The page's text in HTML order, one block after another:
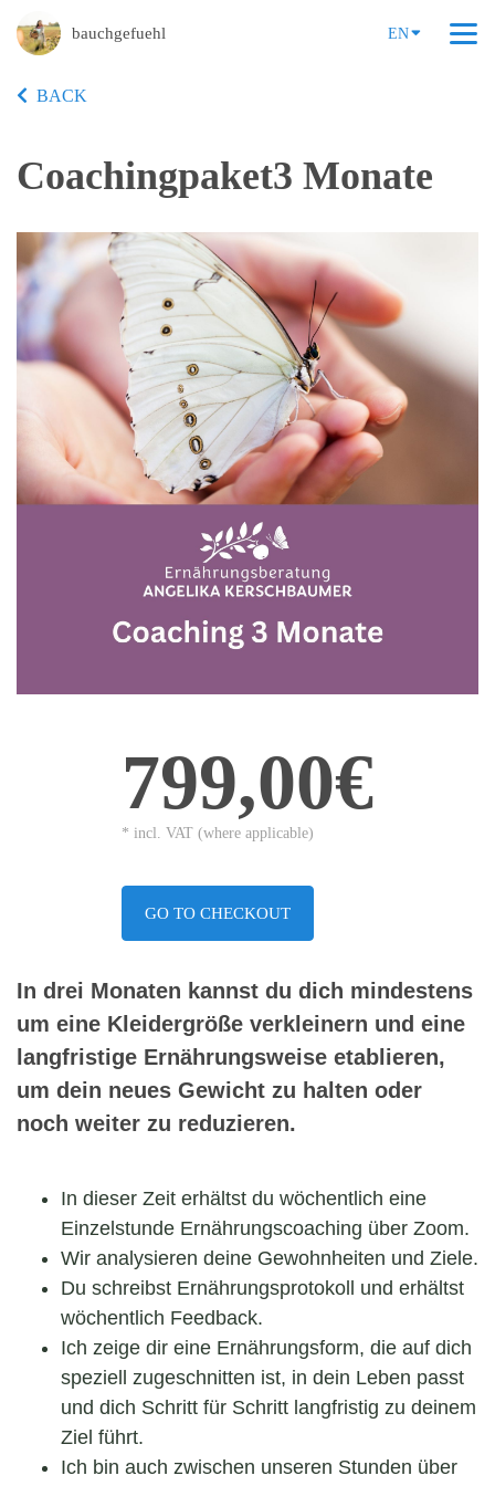
bauchgefuehl EN
BACK
Coachingpaket3 Monate
799,00€
* incl. VAT (where applicable)
GO TO CHECKOUT
In drei Monaten kannst du dich mindestens
um eine Kleidergröße verkleinern und eine
langfristige Ernährungsweise etablieren,
um dein neues Gewicht zu halten oder
noch weiter zu reduzieren.
In dieser Zeit erhältst du wöchentlich eine
Einzelstunde Ernährungscoaching über Zoom.
Wir analysieren deine Gewohnheiten und Ziele.
Du schreibst Ernährungsprotokoll und erhältst
wöchentlich Feedback.
Ich zeige dir eine Ernährungsform, die auf dich
speziell zugeschnitten ist, in dein Leben passt
und dich Schritt für Schritt langfristig zu deinem
Ziel führt.
Ich bin auch zwischen unseren Stunden über